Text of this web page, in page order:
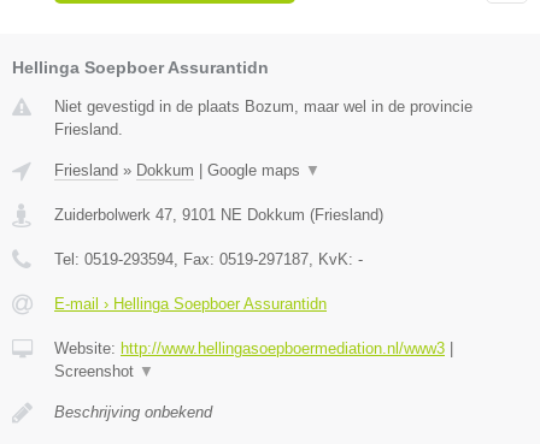
Hellinga Soepboer Assurantidn
Niet gevestigd in de plaats Bozum, maar wel in de provincie
Friesland.
Friesland » Dokkum Google maps ▼
Zuiderbolwerk 47, 9101 NE Dokkum (Friesland)
Tel: 0519-293594, Fax: 0519-297187, KvK: -
E-mail › Hellinga Soepboer Assurantidn
Website: http://www.hellingasoepboermediation.nl/www3
Screenshot ▼
Beschrijving onbekend